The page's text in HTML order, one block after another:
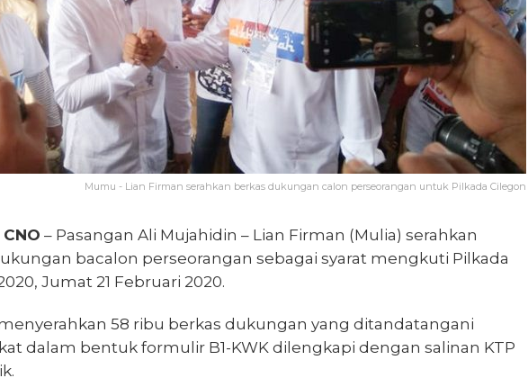
Mumu - Lian Firman serahkan berkas dukungan calon perseorangan untuk Pilkada Cilegon
– Pasangan Ali Mujahidin – Lian Firman (Mulia) serahkan
bacalon perseorangan sebagai syarat mengkuti Pilkada
Jumat 21 Februari 2020.
58 ribu berkas dukungan yang ditandatangani
dalam bentuk formulir B1-KWK dilengkapi dengan salinan KTP